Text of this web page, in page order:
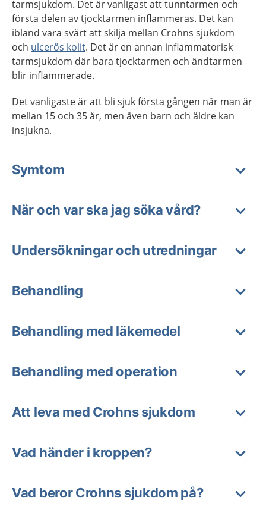
tarmsjukdom. Det är vanligast att tunntarmen och
första delen av tjocktarmen inflammeras. Det kan
ibland vara svårt att skilja mellan Crohns sjukdom
och ulcerös kolit. Det är en annan inflammatorisk
tarmsjukdom där bara tjocktarmen och ändtarmen
blir inflammerade.
Det vanligaste är att bli sjuk första gången när man är
mellan 15 och 35 år, men även barn och äldre kan
insjukna.
Symtom
När och var ska jag söka vård?
Undersökningar och utredningar
Behandling
Behandling med läkemedel
Behandling med operation
Att leva med Crohns sjukdom
Vad händer i kroppen?
Vad beror Crohns sjukdom på?